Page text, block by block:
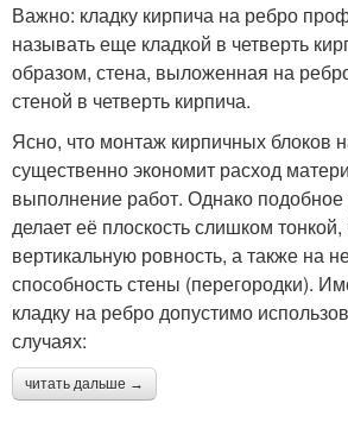
Важно: кладку кирпича на ребро
называть еще кладкой в четверть
образом, стена, выложенная на
стеной в четверть кирпича.
Ясно, что монтаж кирпичных блоков
существенно экономит расход
выполнение работ. Однако подобное
делает её плоскость слишком
вертикальную ровность, а также на
способность стены (перегородки).
кладку на ребро допустимо
случаях:
читать дальше →